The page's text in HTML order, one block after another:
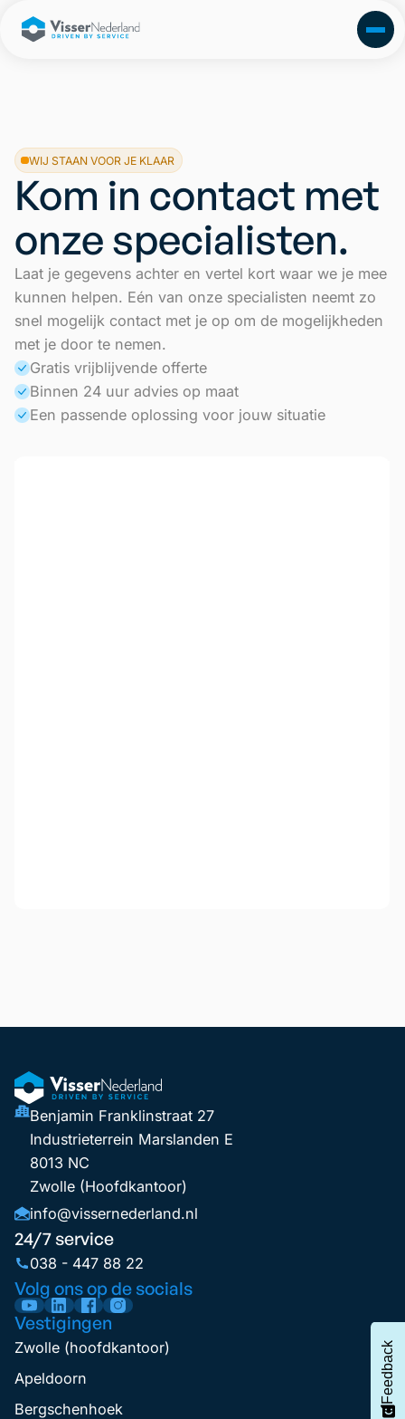
WIJ STAAN VOOR JE KLAAR
Kom in contact met
onze specialisten.
Laat je gegevens achter en vertel kort waar we je mee
kunnen helpen. Eén van onze specialisten neemt zo
snel mogelijk contact met je op om de mogelijkheden
met je door te nemen.
Gratis vrijblijvende offerte
Binnen 24 uur advies op maat
Een passende oplossing voor jouw situatie
Benjamin Franklinstraat 27
Industrieterrein Marslanden E
8013 NC
Zwolle (Hoofdkantoor)
info@vissernederland.nl
24/7 service
038 - 447 88 22
Volg ons op de socials
Vestigingen
Zwolle (hoofdkantoor)
Apeldoorn
Bergschenhoek
Feedback